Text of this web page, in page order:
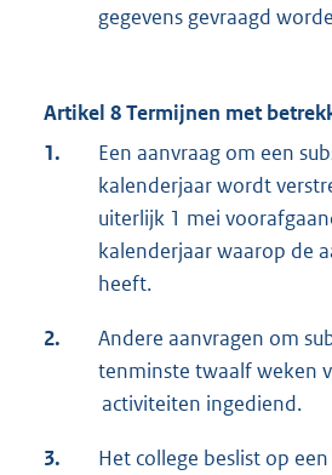
gegevens gevraagd
Artikel 8 Termijnen met
1.
Een aanvraag om een
kalenderjaar wordt
uiterlijk 1 mei
kalenderjaar waarop de
heeft.
2.
Andere aanvragen om
tenminste twaalf weken
activiteiten ingediend.
3.
Het college beslist op